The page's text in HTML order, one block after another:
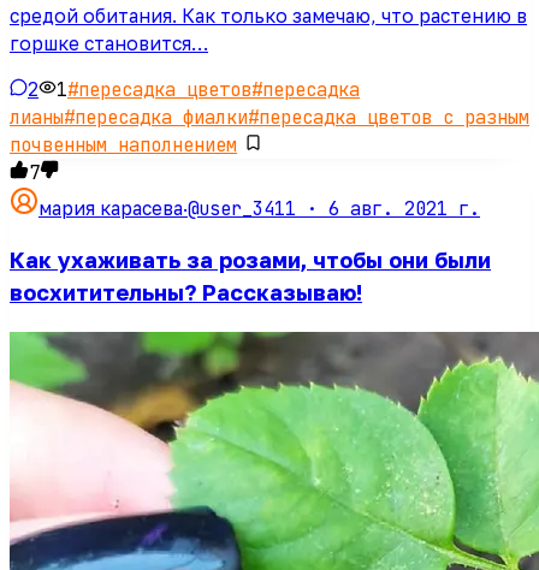
средой обитания. Как только замечаю, что растению в
горшке становится…
2 1#пересадка цветов#пересадка
лианы#пересадка фиалки#пересадка цветов с разным
почвенным наполнением
7
мария карасева·@user_3411 · 6 авг. 2021 г.
Как ухаживать за розами, чтобы они были
восхитительны? Рассказываю!